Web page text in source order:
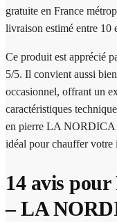
gratuite en France
livraison estimé entre 10
Ce produit est apprécié
5/5. Il convient aussi
occasionnel, offrant un
caractéristiques
en pierre LA NORDICA
idéal pour chauffer votre
14 avis pour
– LA